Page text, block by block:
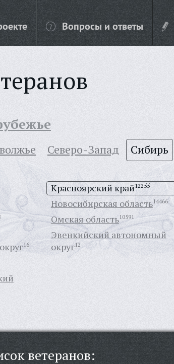
Вопросы и ответы
Северо-Запад Сибирь
Красноярский край12255
Новосибирская область14466
Омская область10591
16
Эвенкийский автономный
округ12
ветеранов: